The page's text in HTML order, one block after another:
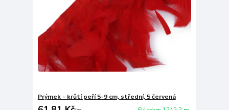
Prýmek - krůtí peří 5-9 cm, střední, 5 červená